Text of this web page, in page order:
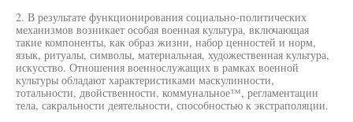
2. В результате функционирования социально-политических
механизмов возникает особая военная культура, включающая
такие компоненты, как образ жизни, набор ценностей и норм,
язык, ритуалы, символы, материальная, художественная культура,
искусство. Отношения военнослужащих в рамках военной
культуры обладают характеристиками маскулинности,
тотальности, двойственности, коммунальное™, регламентации
тела, сакральности деятельности, способностью к экстраполяции.